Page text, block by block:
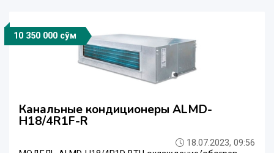
10 350 000 сўм
Канальные кондиционеры ALMD-
H18/4R1F-R
18.07.2023, 09:56